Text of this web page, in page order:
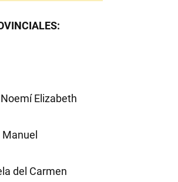
Elizabeth
Manuel
del Carmen